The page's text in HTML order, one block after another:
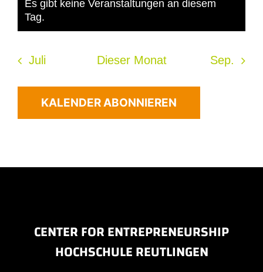
Hinweis
Es gibt keine Veranstaltungen an diesem
Tag.
Juli Dieser Monat Sep.
KALENDER ABONNIEREN
CENTER FOR ENTREPRENEURSHIP
HOCHSCHULE REUTLINGEN